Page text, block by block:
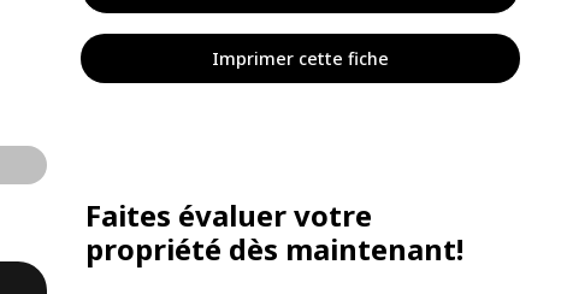
Imprimer cette fiche
Faites évaluer votre
propriété dès maintenant!